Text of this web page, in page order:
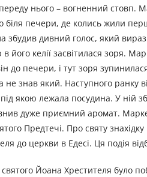
нього – вогненний стовп.
біля печери, де колись жили
збудив дивний голос, який
його келії засвітилася зоря.
до печери, і тут зоря
не знав який. Наступного ранку
якою лежала посудина. У ній
дуже приємний аромат.
Предтечі. Про святу
до церкви в Едесі. Ця подія
Йоана Хрестителя було